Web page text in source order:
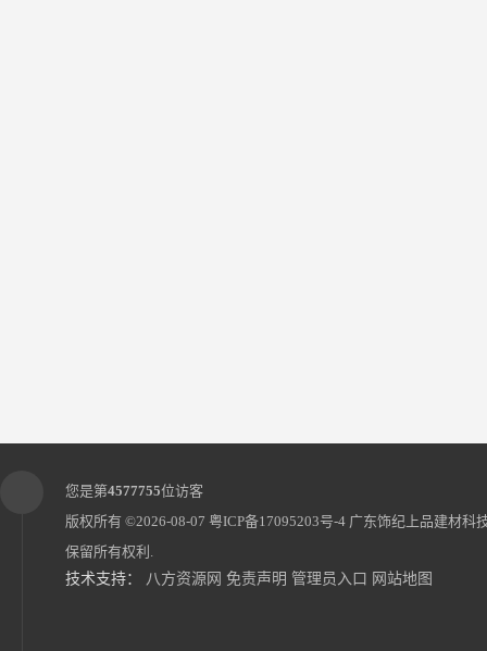
您是第4577755位访客
版权所有 ©2026-08-07 粤ICP备17095203号-4 广东饰纪上品建材科
保留所有权利.
技术支持： 八方资源网 免责声明 管理员入口 网站地图